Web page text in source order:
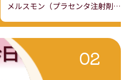
メルスモン（プラセンタ注射剤）取り扱い再開のお知らせ